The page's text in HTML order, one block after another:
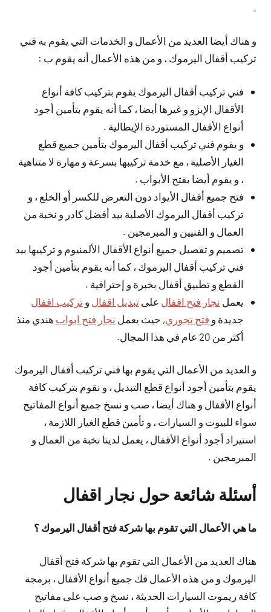
.
و هناك أيضا العديد من الأعمال و الخدمات التي يقوم به فني
تركيب أقفال اليرموك ، و من هذه الأعمال أنه يقوم ب :
فني تركيب أقفال اليرموك يقوم بتركيب كافة أنواع
الأقفال الإيزو و غيرها أيضا ، كما أنه يقوم بتأمين أجود
أنواع الأقفال المستوردة الإيطالية .
و يقوم فني تركيب أقفال اليرموك بتأمين جميع قطع
الغيار الأصلية ، مع خدمة تركيبها بسرعة و مهارة لا متناهية
، و يقوم أيضا بفتح الأبواب .
فتح جميع أقفال الأيواد دون التعرض للكسر أو الخلع ، و
تركيب أقفال اليرموك الأصلية بيد أفضل كادر و نخبة من
العمال و الفنيين و المبرمجين .
تصميم و تفصيل جميع أنواع الأقفال الألمنيوم و تركيبها بيد
فني تركيب أقفال اليرموك ، كما أنه يقوم بتأمين أجود
القطع و تطبيق أقفال بخبرة و إحترافية .
يعمل نجار فتح اقفال علىتبديل اقفال وتركيب اقفال
جديدة و فتح تجوري, حيث يعمل نجار فتح ابواب هندي منذ
أكثر من 20 عام في هذا المجال.
و العديد من الأعمال التي يقوم بها فني تركيب أقفال اليرموك
يقوم بتأمين أجود أنواع قطع التبديل ، و نقوم بتركيب كافة
أنواع الأقفال و هناك أيضا ، صب و نسخ جميع أنواع المفاتيح
سواء للبيوت و السيارات ، و تأمين قطع الغيار اللازمة ،
استيراد أجود أنواع الأقفال ، يعمل لدينا نخبة من العمال و
المبرمجين .
أسئلة شائعة حول نجار اقفال
ما هي الأعمال التي تقوم بها شركة فتح أقفال اليرموك ؟
هناك العديد من الأعمال التي تقوم بها شركة فتح أقفال
اليرموك و من هذه الأعمال فك جميع أنواع الأقفال ، برمجة
كافة ريموت السيارات الحديثة ، نسخ و صب على مفاتيح